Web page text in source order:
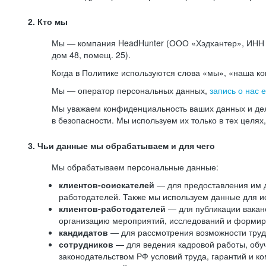
2. Кто мы
Мы — компания HeadHunter (ООО «Хэдхантер», ИНН
дом 48, помещ. 25).
Когда в Политике используются слова «мы», «наша
Мы — оператор персональных данных, запись о нас
Мы уважаем конфиденциальность ваших данных и
в безопасности. Мы используем их только в тех
3. Чьи данные мы обрабатываем и для чего
Мы обрабатываем персональные данные:
клиентов-соискателей — для предоставления им
работодателей. Также мы используем данные для
клиентов-работодателей — для публикации
организацию мероприятий, исследований и
кандидатов — для рассмотрения возможности
сотрудников — для ведения кадровой работы,
законодательством РФ условий труда, гарантий и